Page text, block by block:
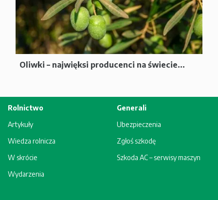
Oliwki – najwięksi producenci na świecie...
Rolnictwo
Artykuły
Wiedza rolnicza
W skrócie
Wydarzenia
Generali
Ubezpieczenia
Zgłoś szkodę
Szkoda AC – serwisy maszyn